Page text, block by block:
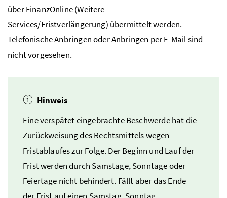
über FinanzOnline (Weitere
Services/Fristverlängerung) übermittelt werden.
Telefonische Anbringen oder Anbringen perE-Mailsind
nicht vorgesehen.
Hinweis
Eine verspätet eingebrachte Beschwerde hat die
Zurückweisung des Rechtsmittels wegen
Fristablaufes zur Folge. Der Beginn und Lauf der
Frist werden durch Samstage, Sonntage oder
Feiertage nicht behindert. Fällt aber das Ende
der Frist auf einen Samstag, Sonntag,